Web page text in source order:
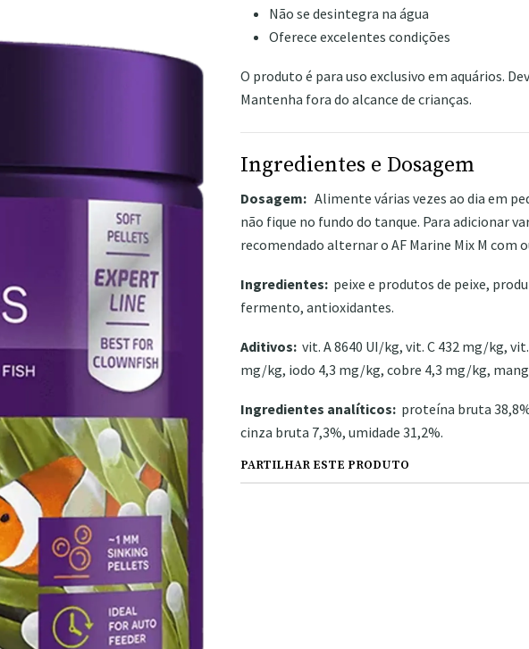
Não se desintegra na água
Oferece excelentes condições
O produto é para uso exclusivo em aquários.
Mantenha fora do alcance de crianças.
Ingredientes e Dosagem
Dosagem: Alimente várias vezes ao dia em
não fique no fundo do tanque. Para adicionar
recomendado alternar o AF Marine Mix M
Ingredientes: peixe e produtos de peixe,
fermento, antioxidantes.
Aditivos: vit. A 8640 UI/kg, vit. C 432 mg/kg,
mg/kg, iodo 4,3 mg/kg, cobre 4,3 mg/kg,
Ingredientes analíticos: proteína bruta
cinza bruta 7,3%, umidade 31,2%.
PARTILHAR ESTE PRODUTO